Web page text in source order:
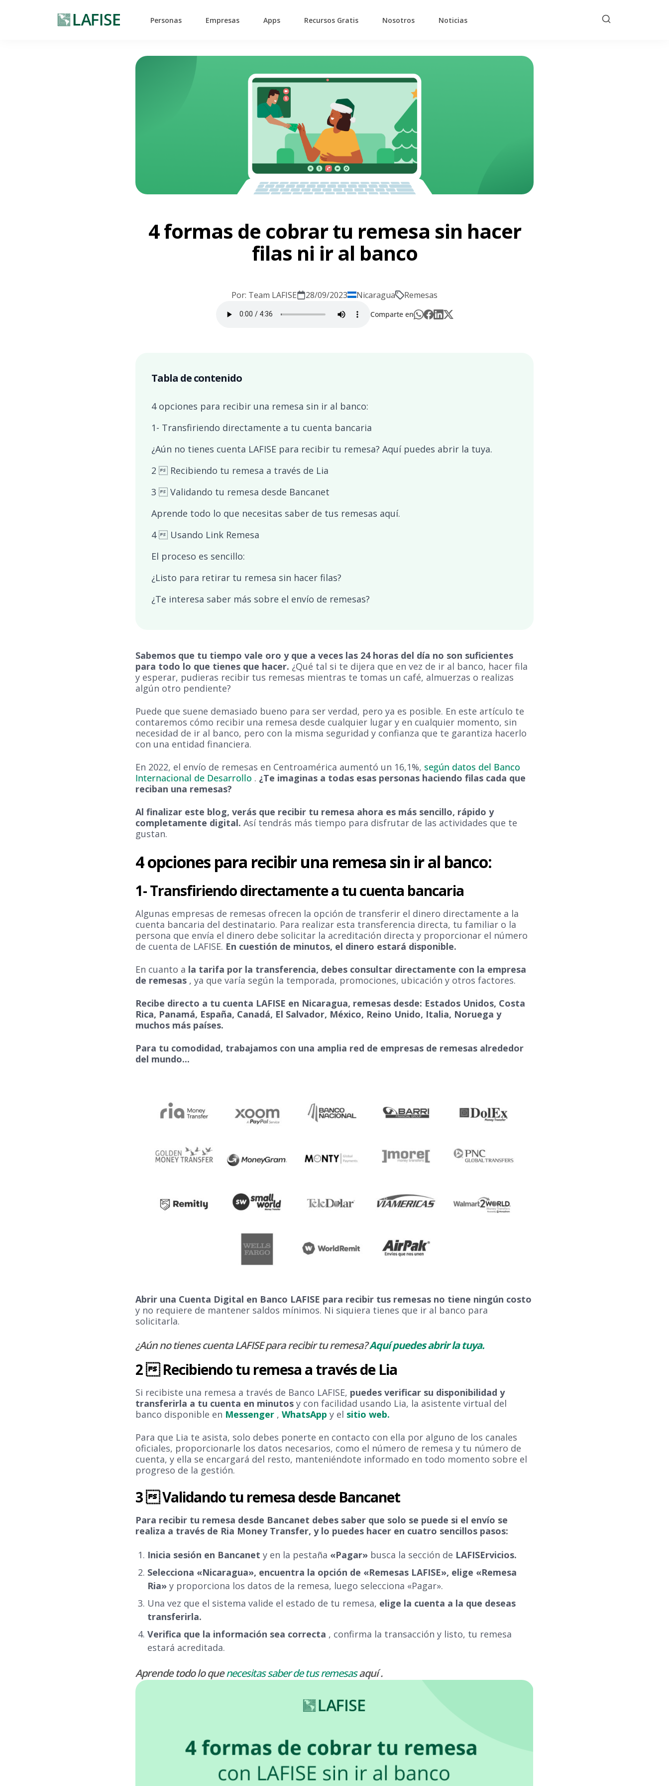
Personas Empresas Apps Recursos Gratis Nosotros Noticias
4 formas de cobrar tu remesa sin hacer
filas ni ir al banco
Por: Team LAFISE 28/09/2023 Nicaragua Remesas
Comparte en
Tabla de contenido
4 opciones para recibir una remesa sin ir al banco:
1- Transfiriendo directamente a tu cuenta bancaria
¿Aún no tienes cuenta LAFISE para recibir tu remesa? Aquí puedes abrir la tuya.
2  Recibiendo tu remesa a través de Lia
3  Validando tu remesa desde Bancanet
Aprende todo lo que necesitas saber de tus remesas aquí.
4  Usando Link Remesa
El proceso es sencillo:
¿Listo para retirar tu remesa sin hacer filas?
¿Te interesa saber más sobre el envío de remesas?
Sabemos que tu tiempo vale oro y que a veces las 24 horas del día no son suficientes
para todo lo que tienes que hacer. ¿Qué tal si te dijera que en vez de ir al banco, hacer fila
y esperar, pudieras recibir tus remesas mientras te tomas un café, almuerzas o realizas
algún otro pendiente?
Puede que suene demasiado bueno para ser verdad, pero ya es posible. En este artículo te
contaremos cómo recibir una remesa desde cualquier lugar y en cualquier momento, sin
necesidad de ir al banco, pero con la misma seguridad y confianza que te garantiza hacerlo
con una entidad financiera.
En 2022, el envío de remesas en Centroamérica aumentó un 16,1%, según datos del Banco
Internacional de Desarrollo . ¿Te imaginas a todas esas personas haciendo filas cada que
reciban una remesas?
Al finalizar este blog, verás que recibir tu remesa ahora es más sencillo, rápido y
completamente digital. Así tendrás más tiempo para disfrutar de las actividades que te
gustan.
4 opciones para recibir una remesa sin ir al banco:
1- Transfiriendo directamente a tu cuenta bancaria
Algunas empresas de remesas ofrecen la opción de transferir el dinero directamente a la
cuenta bancaria del destinatario. Para realizar esta transferencia directa, tu familiar o la
persona que envía el dinero debe solicitar la acreditación directa y proporcionar el número
de cuenta de LAFISE. En cuestión de minutos, el dinero estará disponible.
En cuanto a la tarifa por la transferencia, debes consultar directamente con la empresa
de remesas , ya que varía según la temporada, promociones, ubicación y otros factores.
Recibe directo a tu cuenta LAFISE en Nicaragua, remesas desde: Estados Unidos, Costa
Rica, Panamá, España, Canadá, El Salvador, México, Reino Unido, Italia, Noruega y
muchos más países.
Para tu comodidad, trabajamos con una amplia red de empresas de remesas alrededor
del mundo...
Abrir una Cuenta Digital en Banco LAFISE para recibir tus remesas no tiene ningún costo
y no requiere de mantener saldos mínimos. Ni siquiera tienes que ir al banco para
solicitarla.
¿Aún no tienes cuenta LAFISE para recibir tu remesa?Aquí puedes abrir la tuya.
2  Recibiendo tu remesa a través de Lia
Si recibiste una remesa a través de Banco LAFISE, puedes verificar su disponibilidad y
transferirla a tu cuenta en minutos y con facilidad usando Lia, la asistente virtual del
banco disponible en Messenger , WhatsApp y el sitio web.
Para que Lia te asista, solo debes ponerte en contacto con ella por alguno de los canales
oficiales, proporcionarle los datos necesarios, como el número de remesa y tu número de
cuenta, y ella se encargará del resto, manteniéndote informado en todo momento sobre el
progreso de la gestión.
3  Validando tu remesa desde Bancanet
Para recibir tu remesa desde Bancanet debes saber que solo se puede si el envío se
realiza a través de Ria Money Transfer, y lo puedes hacer en cuatro sencillos pasos:
Inicia sesión en Bancanet y en la pestaña «Pagar» busca la sección de LAFISErvicios.
Selecciona «Nicaragua», encuentra la opción de «Remesas LAFISE», elige «Remesa
Ria» y proporciona los datos de la remesa, luego selecciona «Pagar».
Una vez que el sistema valide el estado de tu remesa, elige la cuenta a la que deseas
transferirla.
Verifica que la información sea correcta , confirma la transacción y listo, tu remesa
estará acreditada.
Aprende todo lo quenecesitas saber de tus remesasaquí.